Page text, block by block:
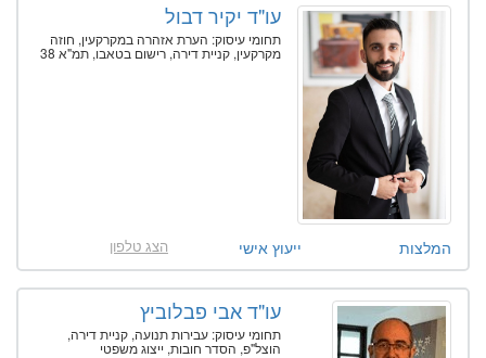
עו"ד יקיר דבול
תחומי עיסוק: הערת אזהרה במקרקעין, חוזה
מקרקעין, קניית דירה, רישום בטאבו, תמ"א 38
הצג טלפון ייעוץ אישי המלצות
עו"ד אבי פבלוביץ
תחומי עיסוק: עבירות תנועה, קניית דירה,
הוצל"פ, הסדר חובות, ייצוג משפטי